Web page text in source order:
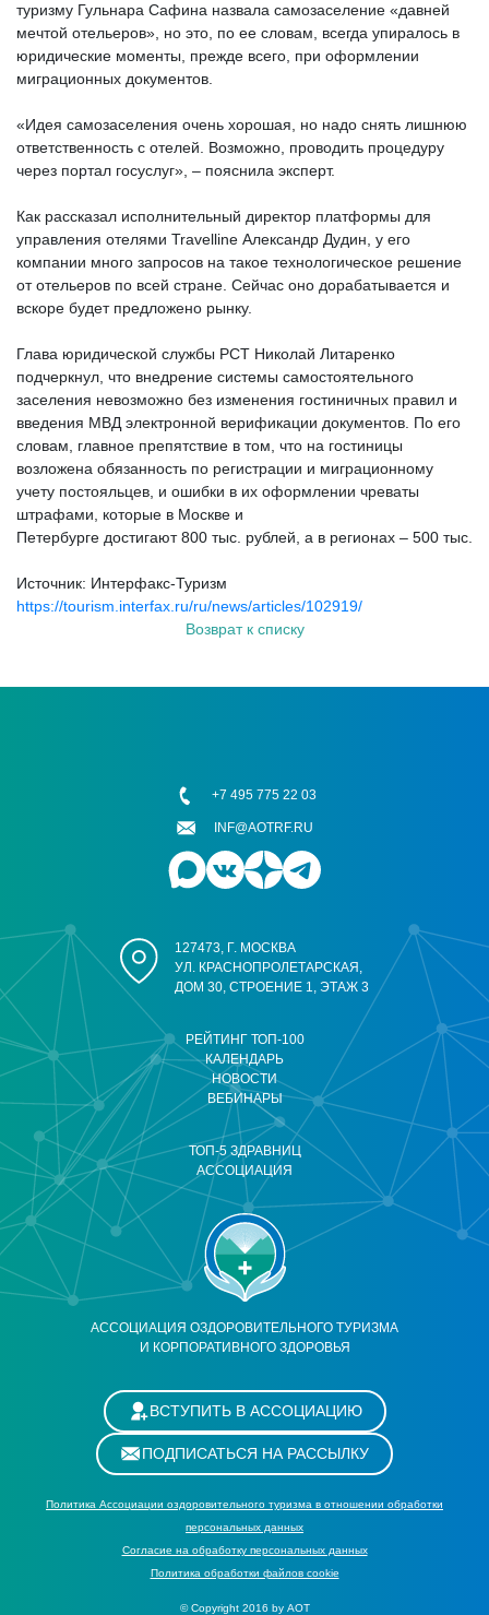
туризму Гульнара Сафина назвала самозаселение «давней
мечтой отельеров», но это, по ее словам, всегда упиралось в
юридические моменты, прежде всего, при оформлении
миграционных документов.
«Идея самозаселения очень хорошая, но надо снять лишнюю
ответственность с отелей. Возможно, проводить процедуру
через портал госуслуг», – пояснила эксперт.
Как рассказал исполнительный директор платформы для
управления отелями Travelline Александр Дудин, у его
компании много запросов на такое технологическое решение
от отельеров по всей стране. Сейчас оно дорабатывается и
вскоре будет предложено рынку.
Глава юридической службы РСТ Николай Литаренко
подчеркнул, что внедрение системы самостоятельного
заселения невозможно без изменения гостиничных правил и
введения МВД электронной верификации документов. По его
словам, главное препятствие в том, что на гостиницы
возложена обязанность по регистрации и миграционному
учету постояльцев, и ошибки в их оформлении чреваты
штрафами, которые в Москве и
Петербурге достигают 800 тыс. рублей, а в регионах – 500 тыс.
Источник: Интерфакс-Туризм
https://tourism.interfax.ru/ru/news/articles/102919/
Возврат к списку
АССОЦИАЦИЯ ОЗДОРОВИТЕЛЬНОГО ТУРИЗМА
И КОРПОРАТИВНОГО ЗДОРОВЬЯ
РЕЙТИНГ ТОП-100
КАЛЕНДАРЬ
НОВОСТИ
ВЕБИНАРЫ
ТОП-5 ЗДРАВНИЦ
АССОЦИАЦИЯ
127473, Г. МОСКВА
УЛ. КРАСНОПРОЛЕТАРСКАЯ,
ДОМ 30, СТРОЕНИЕ 1, ЭТАЖ 3
+7 495 775 22 03
INF@AOTRF.RU
ВСТУПИТЬ В АССОЦИАЦИЮ
ПОДПИСАТЬСЯ НА РАССЫЛКУ
Политика Ассоциации оздоровительного туризма в отношении обработки
персональных данных
Cогласие на обработку персональных данных
Политика обработки файлов cookie
© Copyright 2016 by АОТ